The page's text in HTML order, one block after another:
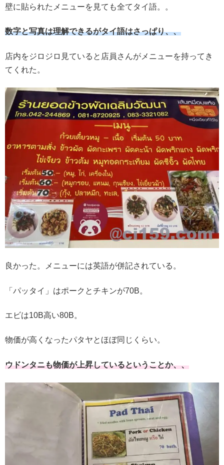
壁に貼られたメニューを見ても全てタイ語。。
数字と写真は理解できるがタイ語はさっぱり、、
店内をジロジロ見ていると店員さんがメニューを持ってき
てくれた。
良かった。メニューには英語が併記されている。
「パッタイ」はポークとチキンが70B。
エビは10B高い80B。
物価が高くなったパタヤとほぼ同じくらい。
ウドンタニも物価が上昇しているということか、、